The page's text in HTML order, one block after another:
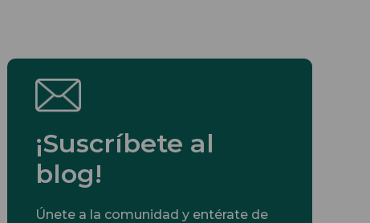
¡Suscríbete al
blog!
Únete a la comunidad y entérate de